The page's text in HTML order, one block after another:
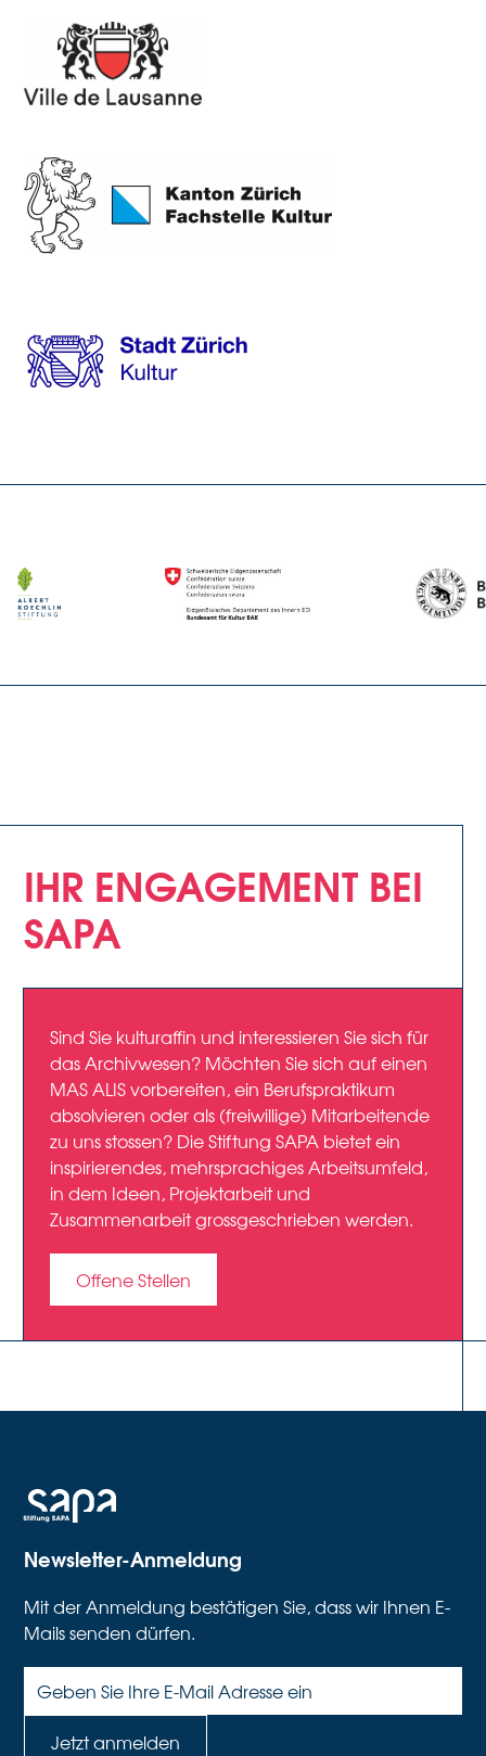
IHR ENGAGEMENT BEI
SAPA
Sind Sie kulturaffin und interessieren Sie sich für
das Archivwesen? Möchten Sie sich auf einen
MAS ALIS vorbereiten, ein Berufspraktikum
absolvieren oder als (freiwillige) Mitarbeitende
zu uns stossen? Die Stiftung SAPA bietet ein
inspirierendes, mehrsprachiges Arbeitsumfeld,
in dem Ideen, Projektarbeit und
Zusammenarbeit grossgeschrieben werden.
Offene Stellen
Newsletter-Anmeldung
Mit der Anmeldung bestätigen Sie, dass wir Ihnen E-
Mails senden dürfen.